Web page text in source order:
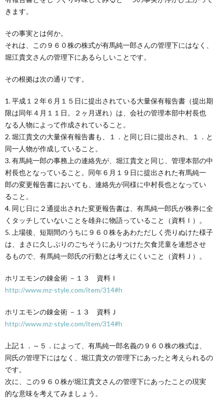
きます。
その事実とは何か。
それは、この９６０株の株式が有馬純一郎さんの管理下にはなく、
堀江貴文さんの管理下にあるらしいことです。
その根拠は次の通りです。
1. 平成１２年６月１５日に提出されている大量保有報告書（提出期
限は同年４月１１日。２ヶ月遅れ）は、会社の管理本部中村長也
なる人物によって作成されていること。
2. 堀江貴文の大量保有報告書も、１．と同じ日に提出され、１．と
同一人物が作成していること。
3. 有馬純一郎の事務上の連絡先が、堀江貴文と同じ、管理本部の中
村長也となっていること。同年６月１９日に提出された有馬純一
郎の変更報告書においても、連絡先が同様に中村長也となってい
ること。
4. 同じ日に２通提出された変更報告書は、有馬純一郎氏が株券に全
くタッチしていないことを雄弁に物語っていること（資料Ｉ）。
5. 上場後、短期間のうちに９６０株をあわただしく売りぬけた様子
は、まさに久しぶりのごちそうにありつけた欠食児童を連想させ
るもので、有馬純一郎氏の行動とは考えにくいこと（資料Ｊ）。
ホリエモンの錬金術 －１３ 資料Ｉ
http://www.mz-style.com/item/314#h
ホリエモンの錬金術 －１３ 資料Ｊ
http://www.mz-style.com/item/314#h
上記１．～５．によって、有馬純一郎名義の９６０株の株式は、
同氏の管理下にはなく、堀江貴文の管理下にあったと考えられるの
です。
次に、この９６０株が堀江貴文さんの管理下にあったことの現実
的な意味を考えてみましょう。